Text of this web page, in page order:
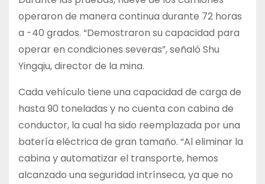
operaron de manera continua durante 72 horas
a -40 grados. “Demostraron su capacidad para
operar en condiciones severas”, señaló Shu
Yingqiu, director de la mina.
Cada vehículo tiene una capacidad de carga de
hasta 90 toneladas y no cuenta con cabina de
conductor, la cual ha sido reemplazada por una
batería eléctrica de gran tamaño. “Al eliminar la
cabina y automatizar el transporte, hemos
alcanzado una seguridad intrínseca, ya que no